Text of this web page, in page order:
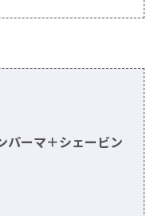
パーマ＋シェービン